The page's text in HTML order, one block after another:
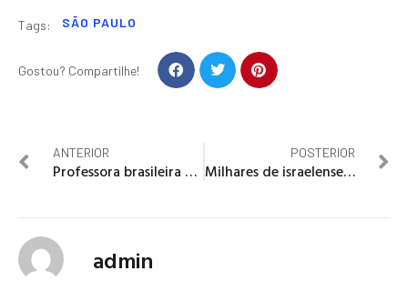
Tags: SÃO PAULO
Gostou? Compartilhe!
ANTERIOR
Professora brasileira é asfixiada e morta a pauladas no Havaí
POSTERIOR
Milhares de israelenses pedem a renúncia de Netanyahu em Tel Avive
admin